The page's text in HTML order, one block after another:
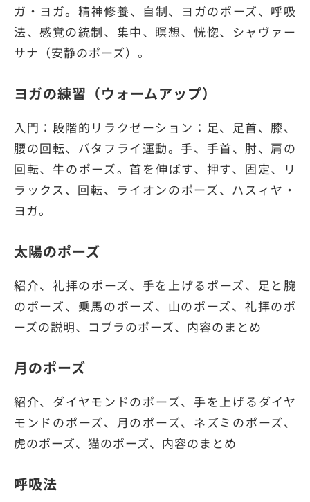
ガ・ヨガ。精神修養、自制、ヨガのポーズ、呼吸
法、感覚の統制、集中、瞑想、恍惚、シャヴァー
サナ（安静のポーズ）。
ヨガの練習（ウォームアップ）
入門：段階的リラクゼーション：足、足首、膝、
腰の回転、バタフライ運動。手、手首、肘、肩の
回転、牛のポーズ。首を伸ばす、押す、固定、リ
ラックス、回転、ライオンのポーズ、ハスィヤ・
ヨガ。
太陽のポーズ
紹介、礼拝のポーズ、手を上げるポーズ、足と腕
のポーズ、乗馬のポーズ、山のポーズ、礼拝のポ
ーズの説明、コブラのポーズ、内容のまとめ
月のポーズ
紹介、ダイヤモンドのポーズ、手を上げるダイヤ
モンドのポーズ、月のポーズ、ネズミのポーズ、
虎のポーズ、猫のポーズ、内容のまとめ
呼吸法